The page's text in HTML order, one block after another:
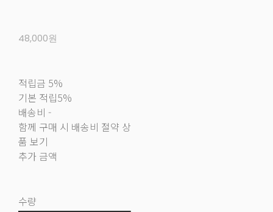
48,000원
적립금 5%
기본 적립5%
배송비 -
함께 구매 시 배송비 절약 상
품 보기
추가 금액
수량